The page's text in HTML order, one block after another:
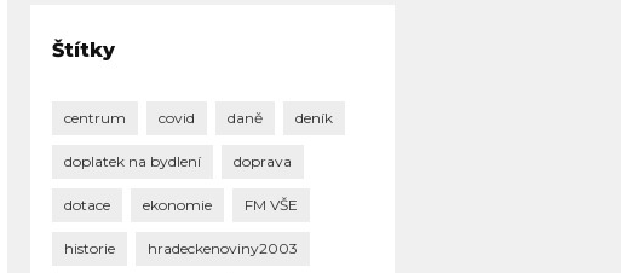
Štítky
centrum covid daně deník
doplatek na bydlení doprava
dotace ekonomie FM VŠE
historie hradeckenoviny2003